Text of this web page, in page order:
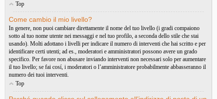
Top
Come cambio il mio livello?
In genere, non puoi cambiare direttamente il nome del tuo livello (i gradi compaiono
sotto al tuo nome utente nei messaggi e nel tuo profilo, a seconda dello stile che stai
usando). Molti adottano i livelli per indicare il numero di interventi che hai scritto e per
identificare certi utenti; ad es., moderatori e amministratori possono avere un grado
specifico. Per favore non abusare inviando interventi non necessari solo per aumentare
il tuo livello; se fai cosí, i moderatori o l’amministratore probabilmente abbasseranno il
numero dei tuoi interventi.
Top